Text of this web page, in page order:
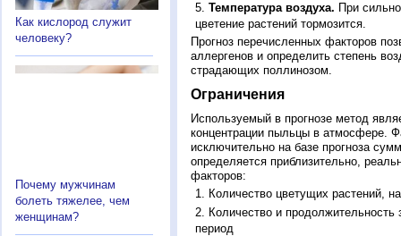
Как кислород служит
человеку?
Почему мужчинам
болеть тяжелее, чем
женщинам?
Температура воздуха. При
цветение растений тормозится.
Прогноз перечисленных факторов
аллергенов и определить степень
страдающих поллинозом.
Ограничения
Используемый в прогнозе метод
концентрации пыльцы в атмосфере.
исключительно на базе прогноза
определяется приблизительно,
факторов:
Количество цветущих растений,
Количество и продолжительность
период